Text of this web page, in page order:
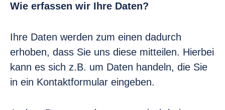
Wie erfassen wir Ihre Daten?
Ihre Daten werden zum einen dadurch
erhoben, dass Sie uns diese mitteilen. Hierbei
kann es sich z.B. um Daten handeln, die Sie
in ein Kontaktformular eingeben.